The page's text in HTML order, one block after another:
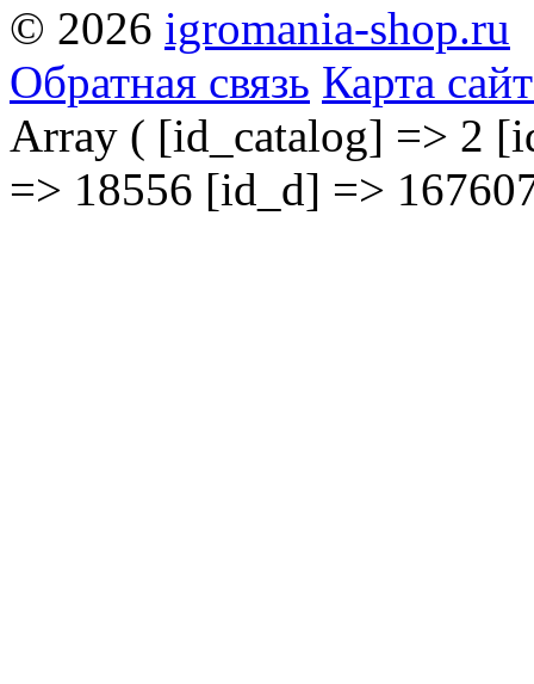
© 2026 igromania-shop.ru
Обратная связь Карта
Array ( [id_catalog] => 2
=> 18556 [id_d] =>